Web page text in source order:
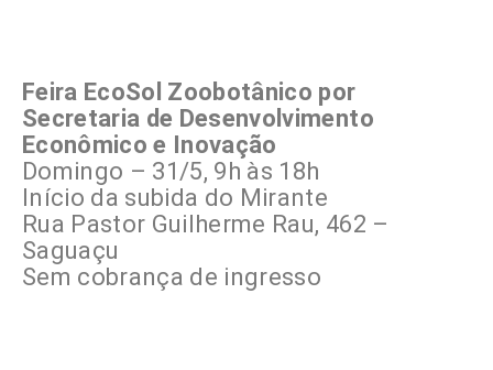
Feira EcoSol Zoobotânico por
Secretaria de Desenvolvimento
Econômico e Inovação
Domingo – 31/5, 9h às 18h
Início da subida do Mirante
Rua Pastor Guilherme Rau, 462 –
Saguaçu
Sem cobrança de ingresso